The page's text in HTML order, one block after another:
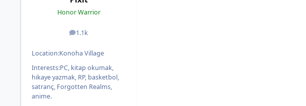
Honor Warrior
1.1k
posts
Location:Konoha Village
Interests:PC, kitap okumak,
hikaye yazmak, RP, basketbol,
satranç, Forgotten Realms,
anime.